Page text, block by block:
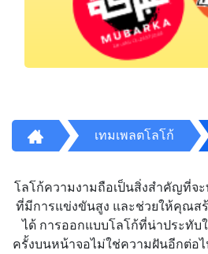
เทมเพลตโลโก้
โลโก้ความงามถือเป็นสิ่งสำคัญที่จ
ที่มีการแข่งขันสูง และช่วยให้คุณส
ได้ การออกแบบโลโก้ที่น่าประทับ
ครั้งบนหน้าจอไม่ใช่ความฝันอีกต่อ